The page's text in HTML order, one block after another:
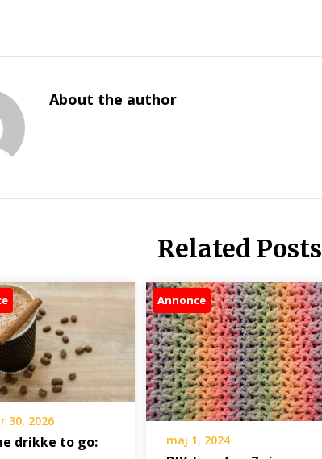
About the author
Related Posts
30, 2026
drikke to go:
Annonce
maj 1, 2024